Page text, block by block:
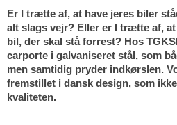
Er I trætte af, at have jeres biler
alt slags vejr? Eller er I trætte af,
bil, der skal stå forrest? Hos
carporte i galvaniseret stål, som
men samtidig pryder indkørslen.
fremstillet i dansk design, som
kvaliteten.